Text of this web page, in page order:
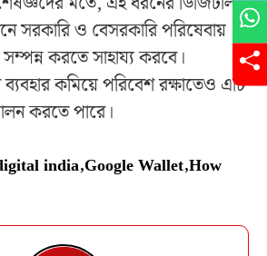
সরকারি ও বেসরকারি পরিষেবায়
করতে সাহায্য করবে।
কমিয়ে পরিবেশ রক্ষাতেও এটি
করতে পারে।
india,Google Wallet,How